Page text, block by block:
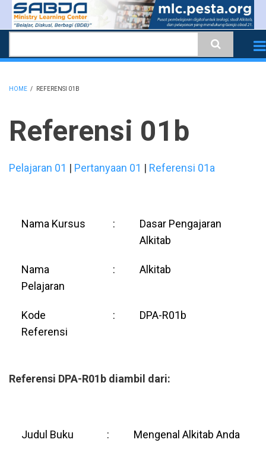
Skip
content
HOME / REFERENSI 01B
Referensi 01b
Pelajaran 01 | Pertanyaan 01 | Referensi 01a
Nama Kursus :
Dasar Pengajaran
Alkitab
Nama
Pelajaran
: Alkitab
Kode
Referensi
: DPA-R01b
Referensi DPA-R01b diambil dari:
Judul Buku : Mengenal Alkitab Anda